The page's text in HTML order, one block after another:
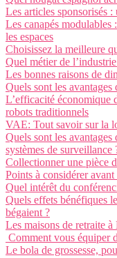
Les articles sponsorisés
Les canapés modulables
les espaces
Choisissez la meilleure
Quel métier de
Les bonnes raisons de
Quels sont les
L’efficacité économique
robots traditionnels
VAE: Tout savoir sur la
Quels sont les avantages
systèmes de surveillance
Collectionner une pièce
Points à considérer
Quel intérêt du
Quels effets bénéfiques
bégaient ?
Les maisons de retraite à
Comment vous équiper
Le bola de grossesse,